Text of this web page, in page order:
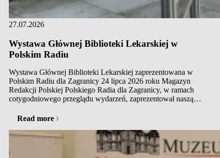
27.07.2026
Wystawa Głównej Biblioteki Lekarskiej w
Polskim Radiu
Wystawa Głównej Biblioteki Lekarskiej zaprezentowana w
Polskim Radiu dla Zagranicy 24 lipca 2026 roku Magazyn
Redakcji Polskiej Polskiego Radia dla Zagranicy, w ramach
cotygodniowego przeglądu wydarzeń, zaprezentował naszą
Książki Medycznej Głównej Biblioteki Lekarskiej
zapraszamy do zwiedzania – wystawę można oglądać…
Read more